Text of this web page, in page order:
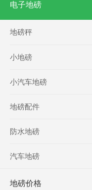
电子地磅
地磅秤
小地磅
小汽车地磅
地磅配件
防水地磅
汽车地磅
地磅价格